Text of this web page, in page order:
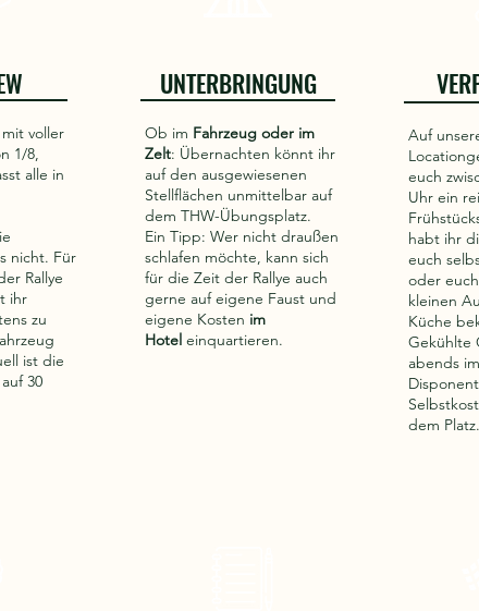
voller
1/8,
alle in
nicht. Für
Rallye
ihr
zu
ist die
30
UNTERBRINGUNG
Ob im Fahrzeug oder im
Zelt: Übernachten könnt ihr
auf den ausgewiesenen
Stellflächen unmittelbar auf
dem THW-Übungsplatz.
Ein Tipp: Wer nicht draußen
schlafen möchte, kann sich
für die Zeit der Rallye auch
gerne auf eigene Faust und
eigene Kosten im
Hotel einquartieren.
Auf
euch
Uhr ein
habt ihr
euch
oder
kleinen
Küche
Gekühlte
abends
dem Platz.